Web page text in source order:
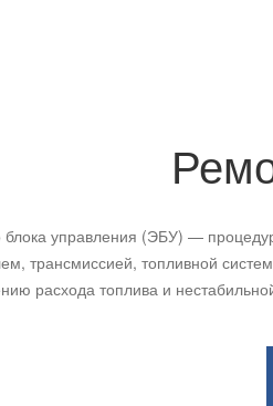
блока управления (ЭБУ) —
трансмиссией, топливной
расхода топлива и